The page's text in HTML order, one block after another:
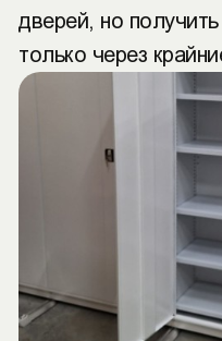
дверей, но
только через